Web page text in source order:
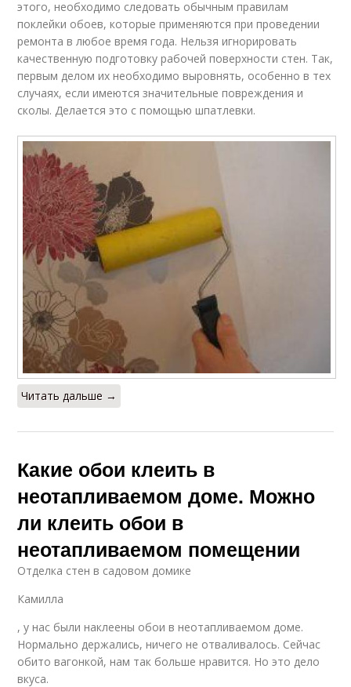
этого, необходимо следовать обычным правилам
поклейки обоев, которые применяются при проведении
ремонта в любое время года. Нельзя игнорировать
качественную подготовку рабочей поверхности стен. Так,
первым делом их необходимо выровнять, особенно в тех
случаях, если имеются значительные повреждения и
сколы. Делается это с помощью шпатлевки.
Читать дальше →
Какие обои клеить в
неотапливаемом доме. Можно
ли клеить обои в
неотапливаемом помещении
Отделка стен в садовом домике
Камилла
, у нас были наклеены обои в неотапливаемом доме.
Нормально держались, ничего не отваливалось. Сейчас
обито вагонкой, нам так больше нравится. Но это дело
вкуса.